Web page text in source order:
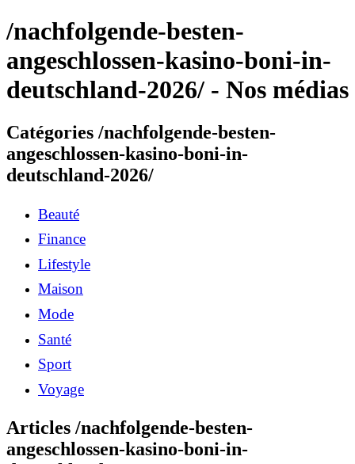
/nachfolgende-besten-
angeschlossen-kasino-boni-in-
deutschland-2026/ - Nos médias
Catégories /nachfolgende-besten-
angeschlossen-kasino-boni-in-
deutschland-2026/
Beauté
Finance
Lifestyle
Maison
Mode
Santé
Sport
Voyage
Articles /nachfolgende-besten-
angeschlossen-kasino-boni-in-